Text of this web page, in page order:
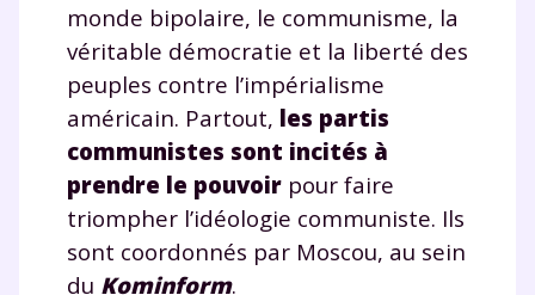
monde bipolaire, le communisme, la
véritable démocratie et la liberté des
peuples contre l’impérialisme
américain. Partout, les partis
communistes sont incités à
prendre le pouvoir pour faire
triompher l’idéologie communiste. Ils
sont coordonnés par Moscou, au sein
du Kominform.